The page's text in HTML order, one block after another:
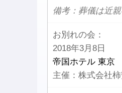
備考：葬儀は近親
お別れの会：
2018年3月8日
帝国ホテル 東京
主催：株式会社